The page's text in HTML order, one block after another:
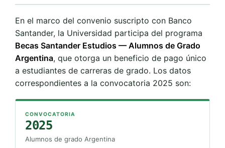
En el marco del convenio suscripto con Banco
Santander, la Universidad participa del programa
Becas Santander Estudios — Alumnos de Grado
Argentina, que otorga un beneficio de pago único
a estudiantes de carreras de grado. Los datos
correspondientes a la convocatoria 2025 son:
CONVOCATORIA
2025
Alumnos de grado Argentina